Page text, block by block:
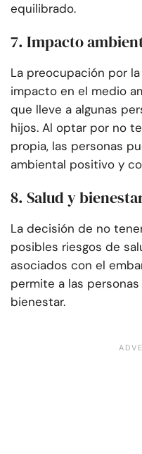
equilibrado.
7. Impacto
La preocupación por
impacto en el medio
que lleve a algunas
hijos. Al optar por no
propia, las personas
ambiental positivo y
8. Salud y
La decisión de no
posibles riesgos de
asociados con el
permite a las
bienestar.